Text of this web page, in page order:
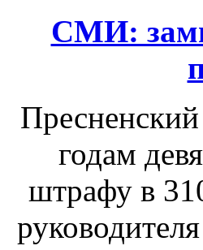
СМИ:
годам
штрафу в